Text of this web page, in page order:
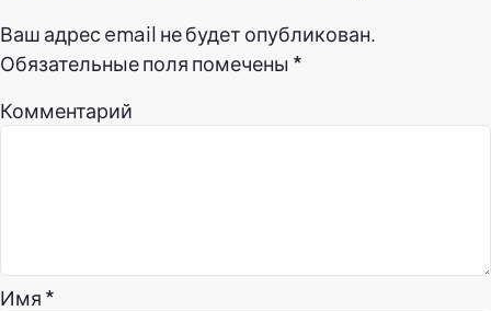
Ваш адрес email не будет опубликован.
Обязательные поля помечены *
Комментарий
Имя *